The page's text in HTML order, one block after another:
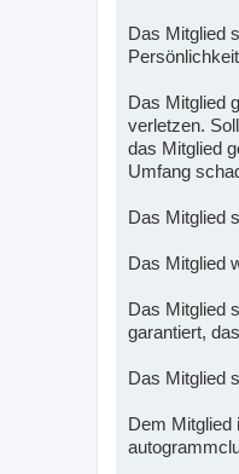
Das Mitglied
Das Mitglied
verletzen.
das Mitglied
Umfang
Das Mitglied
Das Mitglied
Das Mitglied
garantiert,
Das Mitglied
Dem Mitglied